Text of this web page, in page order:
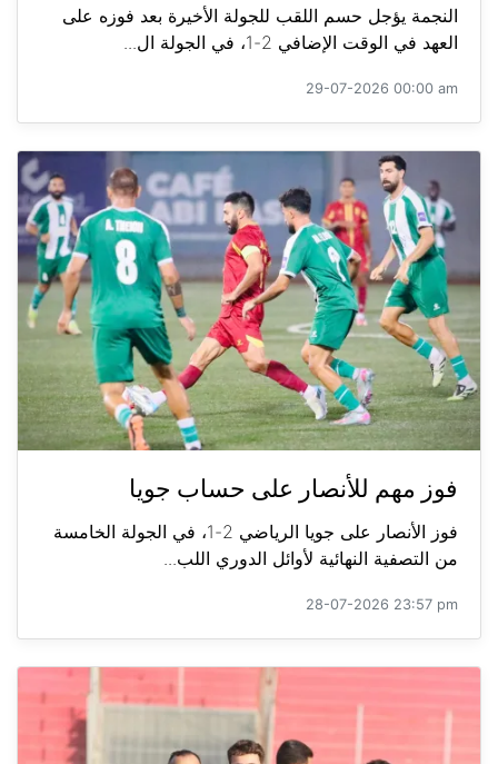
النجمة يؤجل حسم اللقب للجولة الأخيرة بعد فوزه على
العهد في الوقت الإضافي 2-1، في الجولة ال...
29-07-2026 00:00 am
فوز مهم للأنصار على حساب جويا
فوز الأنصار على جويا الرياضي 2-1، في الجولة الخامسة
من التصفية النهائية لأوائل الدوري اللب...
28-07-2026 23:57 pm